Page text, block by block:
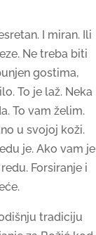
I miran. Ili
Ne treba biti
gostima,
To je laž. Neka
To vam želim.
u svojoj koži.
je. Ako vam je
Forsiranje i
tradiciju